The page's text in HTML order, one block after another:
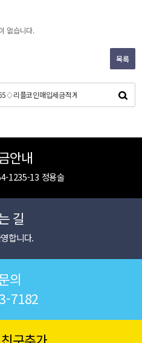
없습니다.
목록
안내
1235-13 정용술
길
합니다.
의
7182